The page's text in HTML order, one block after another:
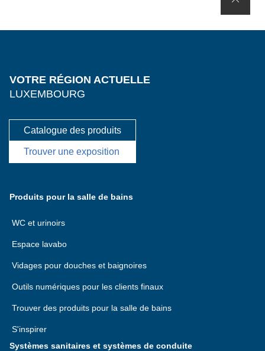
VOTRE RÉGION ACTUELLE
LUXEMBOURG
Catalogue des produits
Trouver une exposition
Produits pour la salle de bains
WC et urinoirs
Espace lavabo
Vidages pour douches et baignoires
Outils numériques pour les clients finaux
Trouver des produits pour la salle de bains
S'inspirer
Systèmes sanitaires et systèmes de conduite